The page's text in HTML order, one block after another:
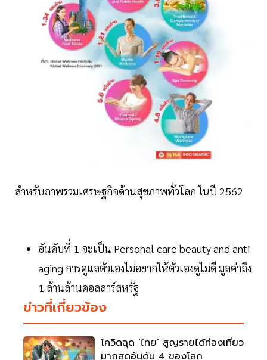
สำหรับภาพรวมเศรษฐกิจด้านสุขภาพทั่วโลก ในปี 2562
อันดับที่ 1 จะเป็น Personal care beauty and anti
aging การดูแลตัวเองไม่อยากให้ตัวเองดูไม่ดี มูลค่าถึง
1 ล้านล้านดอลลาร์สหรัฐ
ข่าวที่เกี่ยวข้อง
โควิดฉุด ‘ไทย’ สูญรายได้ท่องเที่ยว
มากสุดอันดับ 4 ของโลก